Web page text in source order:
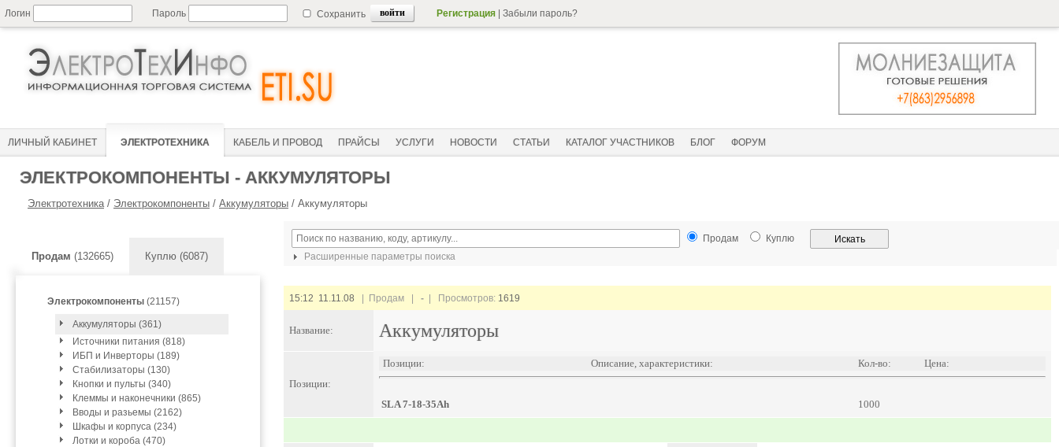
Логин Пароль Сохранить Регистрация Забыли пароль?
ЛИЧНЫЙ КАБИНЕТ ЭЛЕКТРОТЕХНИКА КАБЕЛЬ И ПРОВОД ПРАЙСЫ УСЛУГИ НОВОСТИ СТАТЬИ КАТАЛОГ УЧАСТНИКОВ БЛОГ ФОРУМ
ЭЛЕКТРОКОМПОНЕНТЫ - АККУМУЛЯТОРЫ
Электротехника/ Электрокомпоненты / Аккумуляторы / Аккумуляторы
Продам (132665) Куплю (6087)
Электрокомпоненты (21157)
Аккумуляторы (361)
Источники питания (818)
ИБП и Инверторы (189)
Стабилизаторы (130)
Кнопки и пульты (340)
Клеммы и наконечники (865)
Вводы и разьемы (2162)
Шкафы и корпуса (234)
Лотки и короба (470)
Продам
Куплю
Расширенные параметры поиска
15:12 11.11.08 | Продам | - | Просмотров: 1619
Название: Аккумуляторы
Позиции:
Позиции: Описание, характеристики: Кол-во: Цена:
SLA 7-18-35Ah 1000